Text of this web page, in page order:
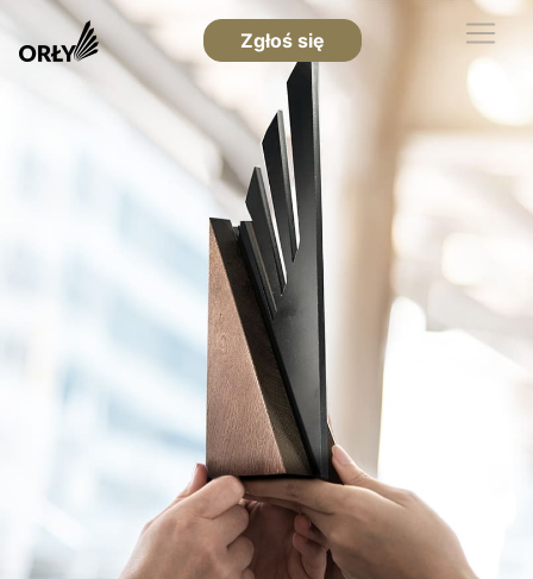
Zgłoś się